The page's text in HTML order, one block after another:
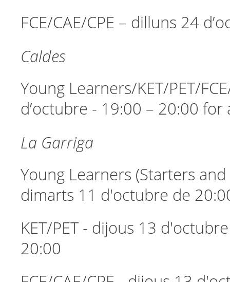
FCE/CAE/CPE – dilluns 24
Caldes
Young Learners/KET/PET/
d’octubre - 19:00 – 20:00 for
La Garriga
Young Learners (Starters
dimarts 11 d'octubre de
KET/PET - dijous 13
20:00